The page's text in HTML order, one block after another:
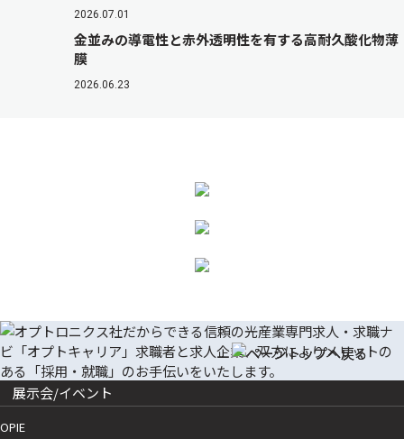
2026.07.01
金並みの導電性と赤外透明性を有する高耐久酸化物薄
膜
2026.06.23
展示会/イベント
OPIE